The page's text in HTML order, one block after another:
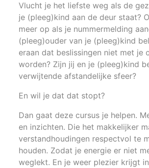
Vlucht je het liefste weg als de
je (pleeg)kind aan de deur staat?
meer op als je nummermelding
(pleeg)ouder van je (pleeg)kind
eraan dat beslissingen niet met je
worden? Zijn jij en je (pleeg)kind
verwijtende afstandelijke sfeer?
En wil je dat dat stopt?
Dan gaat deze cursus je helpen.
en inzichten. Die het makkelijker
verstandhoudingen respectvol te
houden. Zodat je energie er niet
weglekt. En je weer plezier krijgt